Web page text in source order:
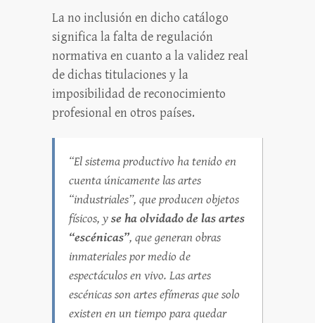
La no inclusión en dicho catálogo
significa la falta de regulación
normativa en cuanto a la validez real
de dichas titulaciones y la
imposibilidad de reconocimiento
profesional en otros países.
“El sistema productivo ha tenido en
cuenta únicamente las artes
“industriales”, que producen objetos
físicos, yse ha olvidado de las artes
“escénicas”, que generan obras
inmateriales por medio de
espectáculos en vivo. Las artes
escénicas son artes efímeras que solo
existen en un tiempo para quedar